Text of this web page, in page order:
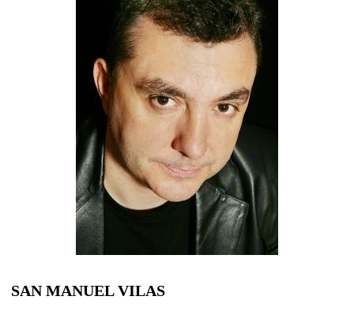
SAN MANUEL VILAS